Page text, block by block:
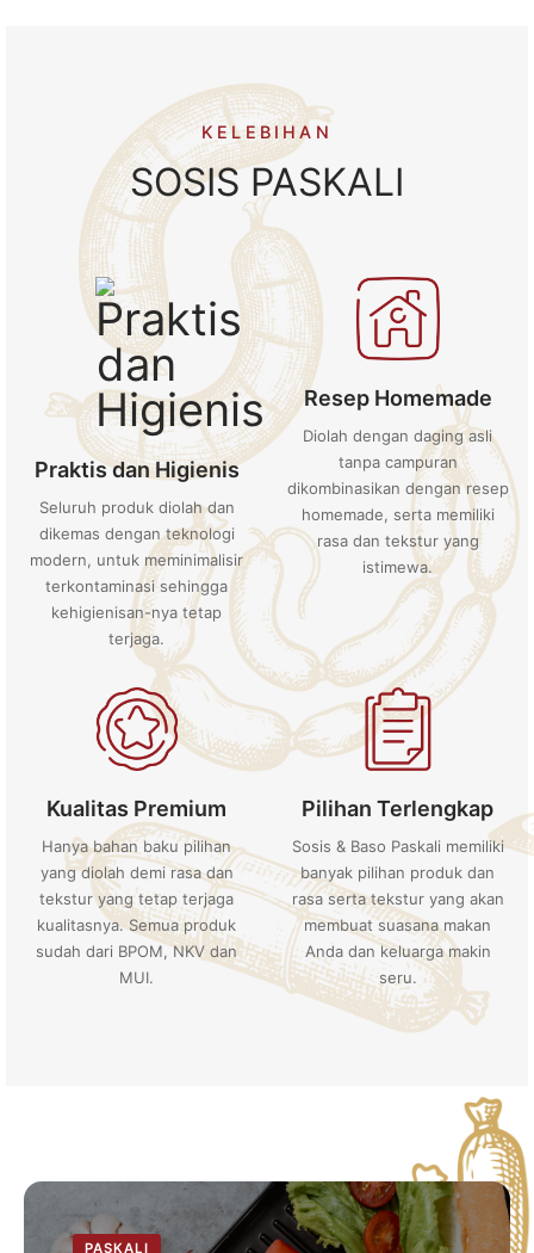
KELEBIHAN
SOSIS PASKALI
Praktis dan Higienis
Seluruh produk diolah dan
dikemas dengan teknologi
modern, untuk meminimalisir
terkontaminasi sehingga
kehigienisan-nya tetap
terjaga.
Resep Homemade
Diolah dengan daging asli
tanpa campuran
dikombinasikan dengan resep
homemade, serta memiliki
rasa dan tekstur yang
istimewa.
Kualitas Premium
Hanya bahan baku pilihan
yang diolah demi rasa dan
tekstur yang tetap terjaga
kualitasnya. Semua produk
sudah dari BPOM, NKV dan
MUI.
Pilihan Terlengkap
Sosis & Baso Paskali memiliki
banyak pilihan produk dan
rasa serta tekstur yang akan
membuat suasana makan
Anda dan keluarga makin
seru.
PASKALI